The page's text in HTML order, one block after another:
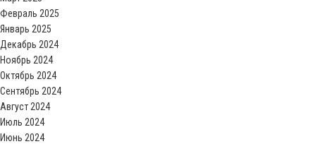
Февраль 2025
Январь 2025
Декабрь 2024
Ноябрь 2024
Октябрь 2024
Сентябрь 2024
Август 2024
Июль 2024
Июнь 2024